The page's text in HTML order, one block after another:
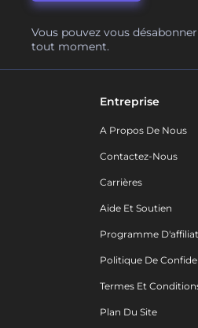
Vous pouvez vous
tout moment.
Entreprise
A Propos De Nous
Contactez-Nous
Carrières
Aide Et Soutien
Programme
Politique De
Termes Et
Plan Du Site